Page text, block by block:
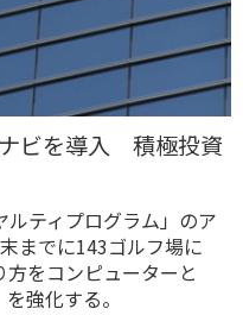
ナビを導入 積極投資
ルティプログラム」のア
までに143ゴルフ場に
をコンピューターと
強化する。